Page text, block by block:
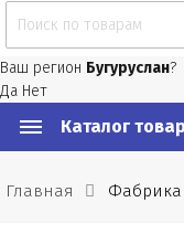
Ваш регион Бугуруслан?
Да Нет
Каталог
Главная Фабрика